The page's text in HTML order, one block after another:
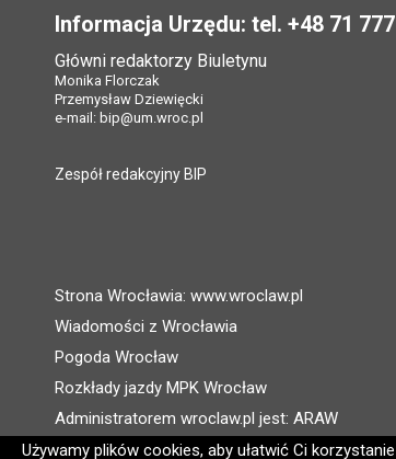
Używamy plików cookies, aby ułatwić Ci
Informacja Urzędu: tel. +48 71
Główni redaktorzy Biuletynu
Monika Florczak
Przemysław Dziewięcki
e-mail: bip@um.wroc.pl
Zespół redakcyjny BIP
Strona Wrocławia: www.wroclaw.pl
Wiadomości z Wrocławia
Pogoda Wrocław
Rozkłady jazdy MPK Wrocław
Administratorem wroclaw.pl jest: ARAW